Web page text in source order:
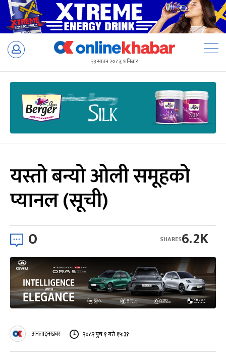
Skip
२३ साउन २०८३, शनिबार
यस्तो बन्यो ओली समूहको
प्यानल (सूची)
0 6.2K
SHARES
अनलाइनखबर २०८२ पुष १ गते १५:३१